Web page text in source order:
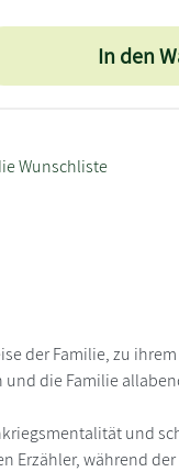
In den
Wunschliste
der Familie, zu
die Familie
und
Erzähler, während